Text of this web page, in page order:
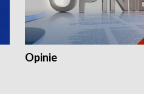
Opinie